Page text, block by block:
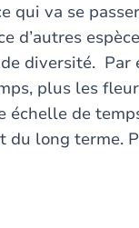
qui va se
d’autres
diversité.
plus les
échelle de
du long terme.